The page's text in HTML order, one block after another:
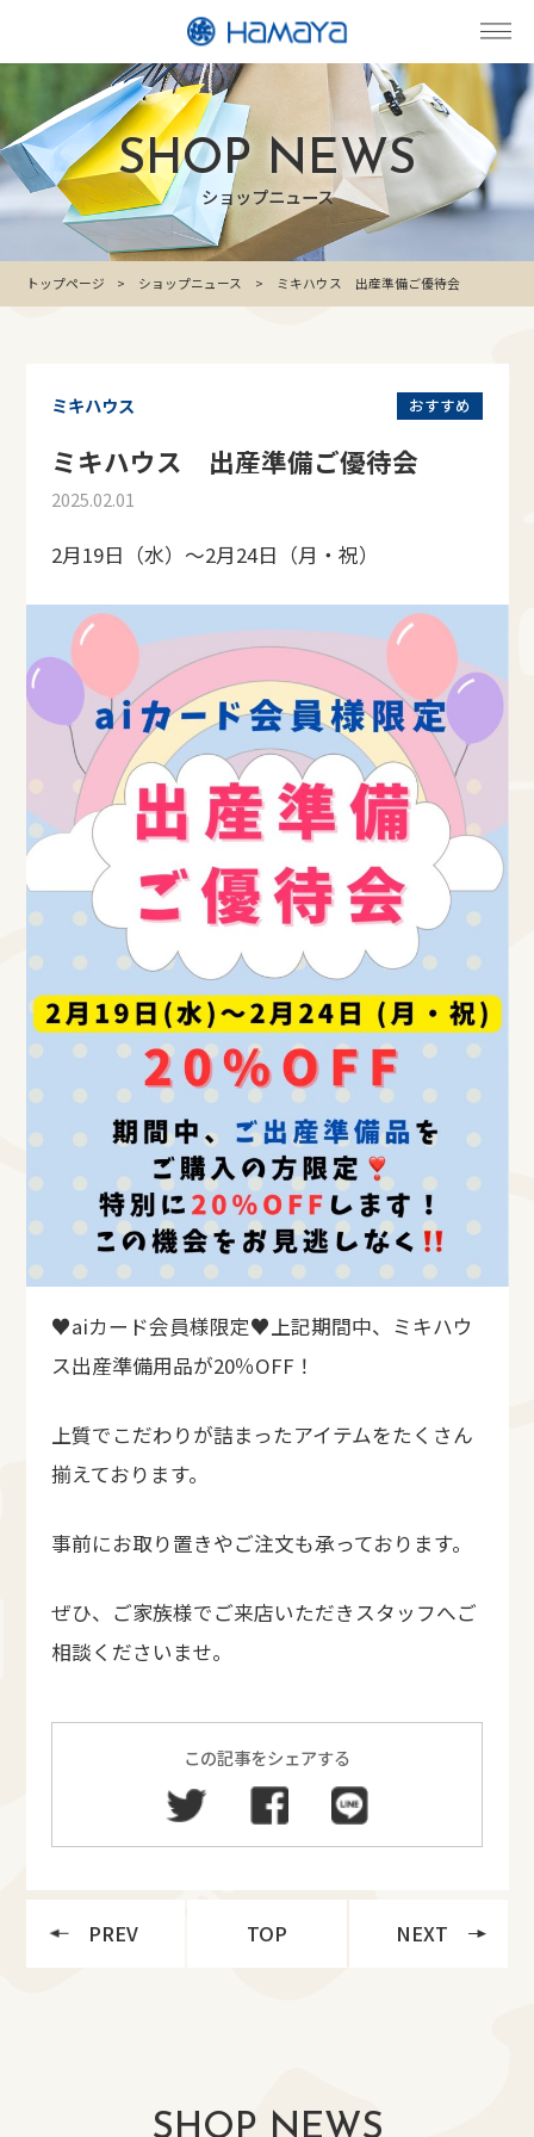
SHOP NEWS
ショップニュース
トップページ ショップニュース ミキハウス 出産準備ご優待会
おすすめ
ミキハウス
ミキハウス 出産準備ご優待会
2025.02.01
2月19日（水）～2月24日（月・祝）
♥aiカード会員様限定♥上記期間中、ミキハウ
ス出産準備用品が20％OFF！
上質でこだわりが詰まったアイテムをたくさん
揃えております。
事前にお取り置きやご注文も承っております。
ぜひ、ご家族様でご来店いただきスタッフへご
相談くださいませ。
この記事をシェアする
PREV TOP NEXT
SHOP NEWS